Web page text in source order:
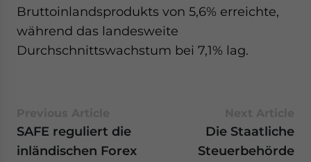
Bruttoinlandsprodukts von 5,6% erreichte,
während das landesweite
Durchschnittswachstum bei 7,1% lag.
SAFE reguliert die
inländischen Forex
Die Staatliche
Steuerbehörde